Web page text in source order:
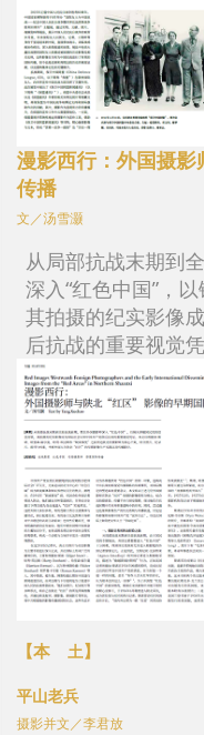
漫影西行：外国摄影
传播
文／汤雪灏
从局部抗战末期到
深入“红色中国”，
其拍摄的纪实影像
后抗战的重要视觉凭
【本土】
平山老兵
摄影并文／李君放